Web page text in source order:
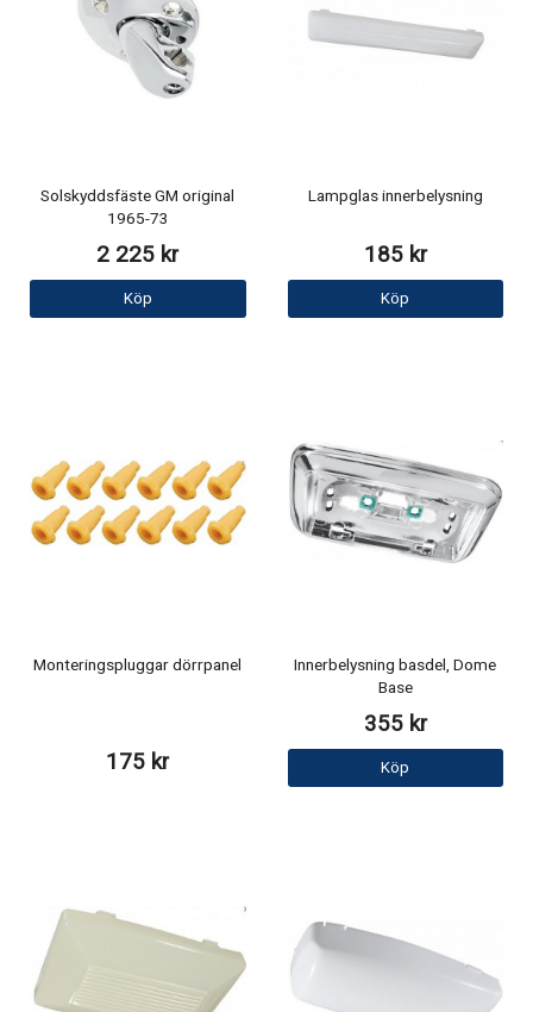
Solskyddsfäste GM original
1965-73
2 225 kr
Köp
Lampglas innerbelysning
185 kr
Köp
Monteringspluggar dörrpanel
175 kr
Innerbelysning basdel, Dome
Base
355 kr
Köp